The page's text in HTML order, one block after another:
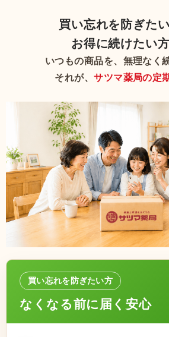
買い忘れを防ぎたい
お得に続けたい方
いつもの商品を、無理なく
それが、サツマ薬局の定
買い忘れを防ぎたい方
なくなる前に届く安心